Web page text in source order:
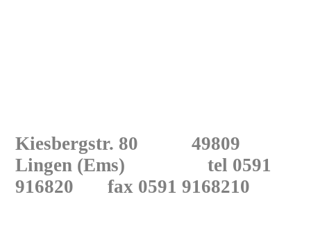
Kiesbergstr. 80 49809
Lingen (Ems) tel 0591
916820 fax 0591 9168210